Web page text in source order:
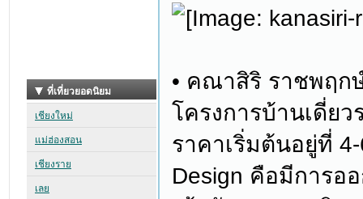
• คณาสิริ ราชพฤก
โครงการบ้านเดี่ย
ราคาเริ่มต้นอยู่ที่
Design คือมีการอ